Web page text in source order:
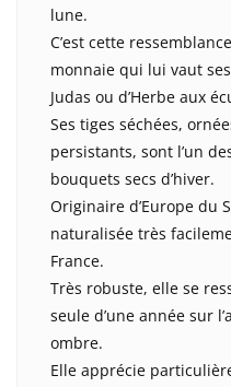
lune.
C’est cette
monnaie qui lui vaut
Judas ou d’Herbe aux
Ses tiges séchées,
persistants, sont l’un
bouquets secs d’hiver.
Originaire d’Europe du
naturalisée très
France.
Très robuste, elle se
seule d’une année sur
ombre.
Elle apprécie